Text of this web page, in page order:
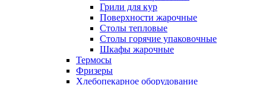
Грили для кур
Поверхности жарочные
Столы тепловые
Столы горячие упаковочные
Шкафы жарочные
Термосы
Фризеры
Хлебопекарное оборудование